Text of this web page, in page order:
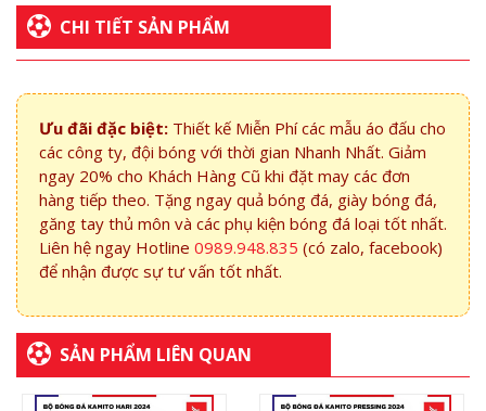
CHI TIẾT SẢN PHẨM
Ưu đãi đặc biệt: Thiết kế Miễn Phí các mẫu áo đấu cho
các công ty, đội bóng với thời gian Nhanh Nhất. Giảm
ngay 20% cho Khách Hàng Cũ khi đặt may các đơn
hàng tiếp theo. Tặng ngay quả bóng đá, giày bóng đá,
găng tay thủ môn và các phụ kiện bóng đá loại tốt nhất.
Liên hệ ngay Hotline 0989.948.835 (có zalo, facebook)
để nhận được sự tư vấn tốt nhất.
SẢN PHẨM LIÊN QUAN